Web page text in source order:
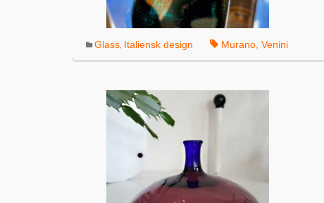
Glass Italiensk design Murano Venini